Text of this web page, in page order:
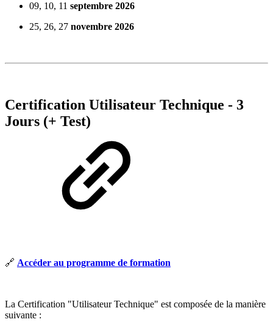
09, 10, 11 septembre 2026
25, 26, 27 novembre 2026
Certification Utilisateur Technique - 3
Jours (+ Test)
🔗 Accéder au programme de formation
La Certification "Utilisateur Technique" est composée de la manière
suivante :